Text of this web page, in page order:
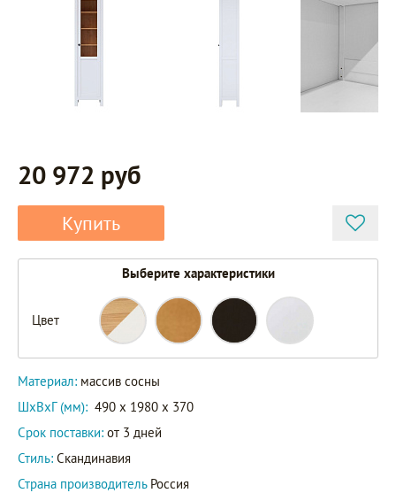
20 972 руб
Купить
Выберите характеристики
Цвет
Материал: массив сосны
ШxВxГ (мм): 490 x 1980 x 370
Срок поставки: от 3 дней
Стиль: Скандинавия
Страна производитель Россия